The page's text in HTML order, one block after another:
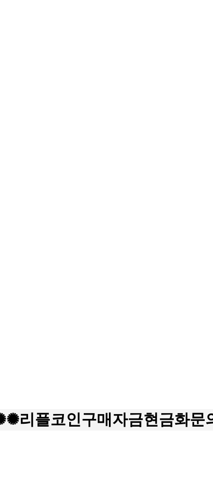
리플코인구매자금현금화문